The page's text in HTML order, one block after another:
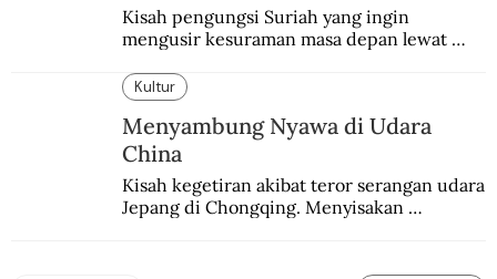
Kisah pengungsi Suriah yang ingin
mengusir kesuraman masa depan lewat
humanis.
Kultur
Menyambung Nyawa di Udara
China
Kisah kegetiran akibat teror serangan udara
Jepang di Chongqing. Menyisakan